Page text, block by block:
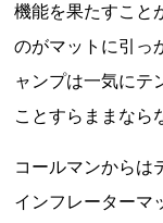
機能を果たすこと
のがマットに引っ
ャンプは一気にテ
ことすらままなら
コールマンからは
インフレーターマ